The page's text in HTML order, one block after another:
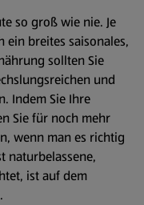
so groß wie nie. Je
ein breites saisonales,
sollten Sie
und
Indem Sie Ihre
Sie für noch mehr
wenn man es richtig
naturbelassene,
ist auf dem